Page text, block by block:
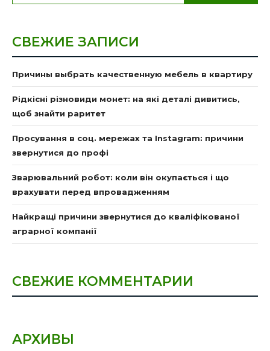
СВЕЖИЕ ЗАПИСИ
Причины выбрать качественную мебель в квартиру
Рідкісні різновиди монет: на які деталі дивитись,
щоб знайти раритет
Просування в соц. мережах та Instagram: причини
звернутися до профі
Зварювальний робот: коли він окупається і що
врахувати перед впровадженням
Найкращі причини звернутися до кваліфікованої
аграрної компанії
СВЕЖИЕ КОММЕНТАРИИ
АРХИВЫ